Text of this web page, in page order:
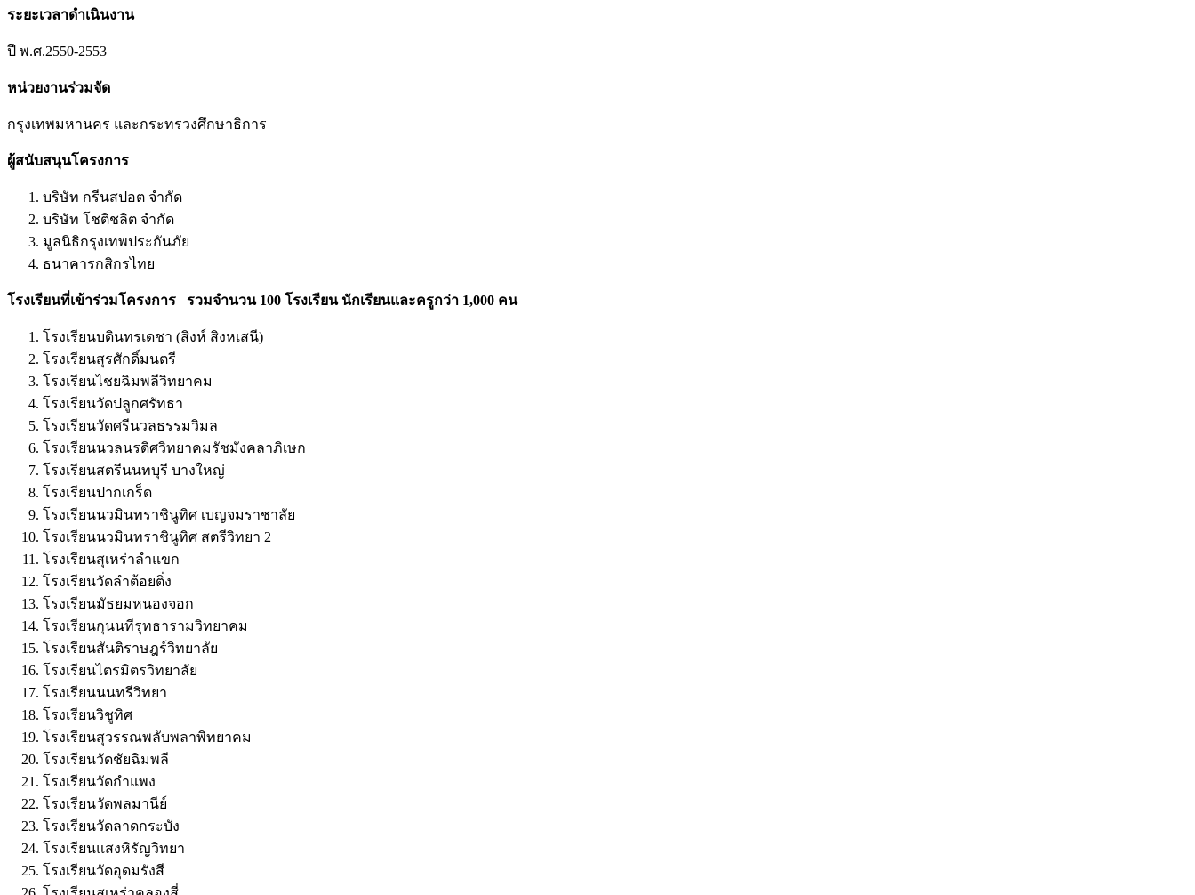
ระยะเวลาดำเนินงาน
ปี พ.ศ.2550-2553
หน่วยงานร่วมจัด
กรุงเทพมหานคร และกระทรวงศึกษาธิการ
ผู้สนับสนุนโครงการ
บริษัท กรีนสปอต จำกัด
บริษัท โชติชลิต จำกัด
มูลนิธิกรุงเทพประกันภัย
ธนาคารกสิกรไทย
โรงเรียนที่เข้าร่วมโครงการ รวมจำนวน 100 โรงเรียน นักเรียนและครูกว่า 1,000 คน
โรงเรียนบดินทรเดชา (สิงห์ สิงหเสนี)
โรงเรียนสุรศักดิ์มนตรี
โรงเรียนไชยฉิมพลีวิทยาคม
โรงเรียนวัดปลูกศรัทธา
โรงเรียนวัดศรีนวลธรรมวิมล
โรงเรียนนวลนรดิศวิทยาคมรัชมังคลาภิเษก
โรงเรียนสตรีนนทบุรี บางใหญ่
โรงเรียนปากเกร็ด
โรงเรียนนวมินทราชินูทิศ เบญจมราชาลัย
โรงเรียนนวมินทราชินูทิศ สตรีวิทยา 2
โรงเรียนสุเหร่าลำแขก
โรงเรียนวัดลำต้อยติ่ง
โรงเรียนมัธยมหนองจอก
โรงเรียนกุนนทีรุทธารามวิทยาคม
โรงเรียนสันติราษฎร์วิทยาลัย
โรงเรียนไตรมิตรวิทยาลัย
โรงเรียนนนทรีวิทยา
โรงเรียนวิชูทิศ
โรงเรียนสุวรรณพลับพลาพิทยาคม
โรงเรียนวัดชัยฉิมพลี
โรงเรียนวัดกำแพง
โรงเรียนวัดพลมานีย์
โรงเรียนวัดลาดกระบัง
โรงเรียนแสงหิรัญวิทยา
โรงเรียนวัดอุดมรังสี